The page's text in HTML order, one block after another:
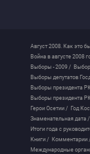
Август 2008. Как это
Война в августе 2008
Выборы - 2009 /
Выборы депутатов
Выборы президента
Выборы президента
Герои Осетии / Год
Знаменательная дата /
Итоги года с
Книги / Комментарии
Международные